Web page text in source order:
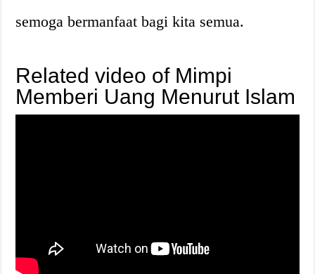
semoga bermanfaat bagi kita semua.
Related video of Mimpi
Memberi Uang Menurut Islam